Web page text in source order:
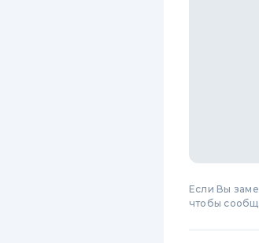
Если Вы
чтобы